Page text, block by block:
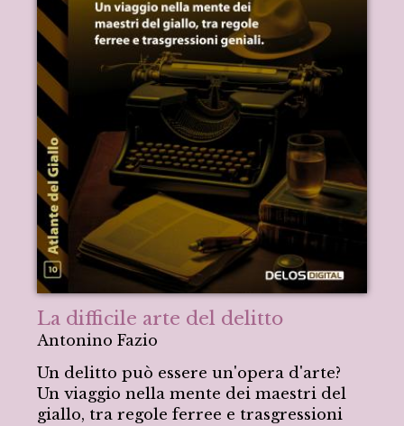
La difficile arte del delitto
Antonino Fazio
Un delitto può essere un'opera d'arte?
Un viaggio nella mente dei maestri del
giallo, tra regole ferree e trasgressioni